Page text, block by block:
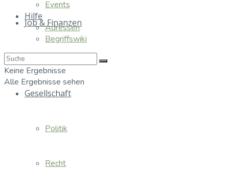
Job & Finanzen
Gesellschaft
Politik
Recht
Events
Hilfe
Adressen
Begriffswiki
Keine Ergebnisse
Alle Ergebnisse sehen